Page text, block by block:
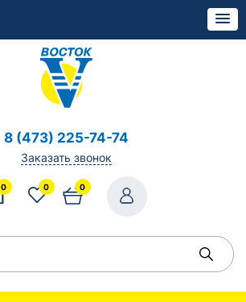
8 (473) 225-74-74
Заказать звонок
0 0 0